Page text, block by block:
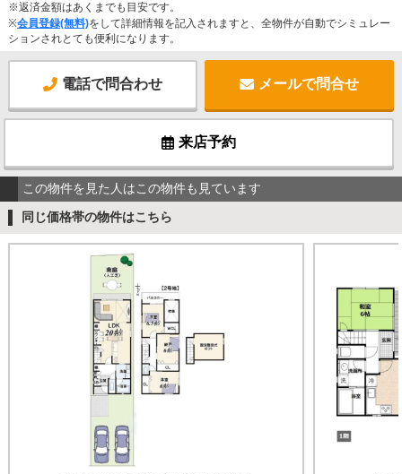
※返済金額はあくまでも目安です。
※会員登録(無料)をして詳細情報を記入されますと、全物件が自動でシミュレー
ションされとても便利になります。
電話で問合わせ メールで問合せ
来店予約
この物件を見た人はこの物件も見ています
同じ価格帯の物件はこちら